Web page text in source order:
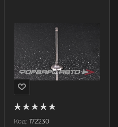
Код: 172230